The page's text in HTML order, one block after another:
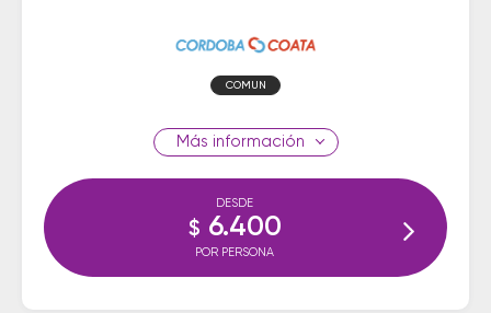
COMUN
información
DESDE
$ 6.400
POR PERSONA